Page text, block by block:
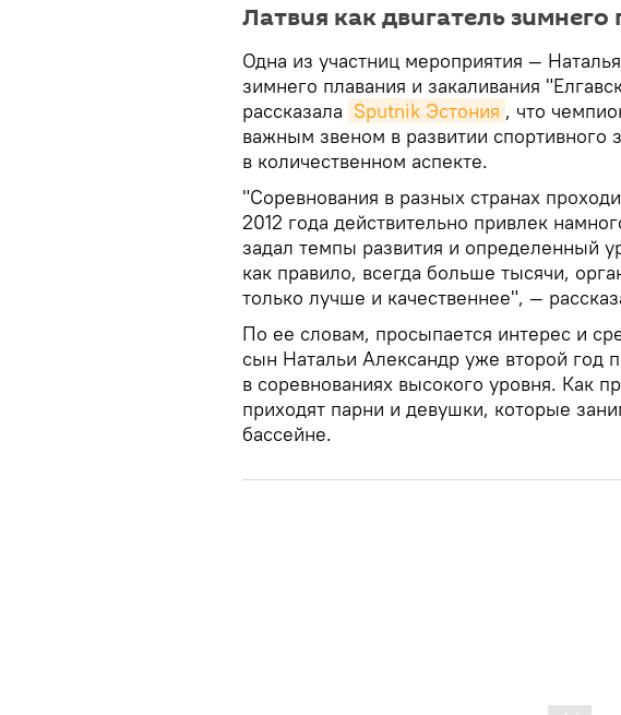
Латвия как двигатель зимнего
Одна из участниц мероприятия —
зимнего плавания и закаливания
рассказала Sputnik Эстония , что
важным звеном в развитии спортивного
в количественном аспекте.
"Соревнования в разных странах
2012 года действительно привлек
задал темпы развития и определенный
как правило, всегда больше тысячи,
только лучше и качественнее", —
По ее словам, просыпается интерес и
сын Натальи Александр уже второй год
в соревнованиях высокого уровня. Как
приходят парни и девушки, которые
бассейне.